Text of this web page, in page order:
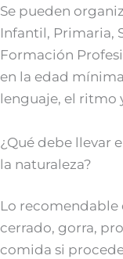
Se pueden
Infantil, Primaria,
Formación
en la edad
lenguaje, el ritmo
¿Qué debe llevar
la naturaleza?
Lo recomendable
cerrado, gorra,
comida si